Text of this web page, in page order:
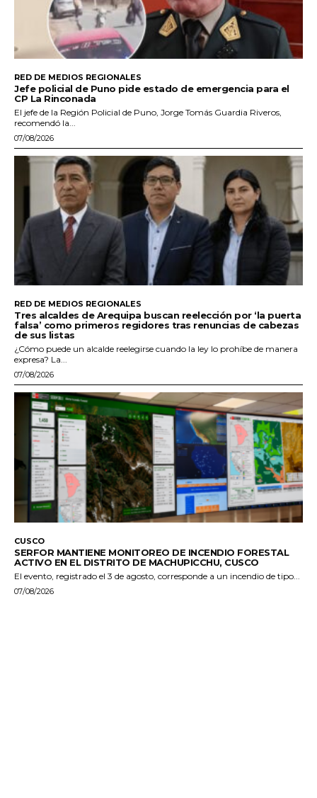
RED DE MEDIOS REGIONALES
Jefe policial de Puno pide estado de emergencia para el
CP La Rinconada
El jefe de la Región Policial de Puno, Jorge Tomás Guardia Riveros,
recomendó la...
07/08/2026
RED DE MEDIOS REGIONALES
Tres alcaldes de Arequipa buscan reelección por ‘la puerta
falsa’ como primeros regidores tras renuncias de cabezas
de sus listas
¿Cómo puede un alcalde reelegirse cuando la ley lo prohíbe de manera
expresa? La...
07/08/2026
CUSCO
SERFOR MANTIENE MONITOREO DE INCENDIO FORESTAL
ACTIVO EN EL DISTRITO DE MACHUPICCHU, CUSCO
El evento, registrado el 3 de agosto, corresponde a un incendio de tipo...
07/08/2026